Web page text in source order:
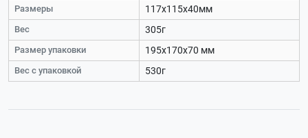
Размеры 117х115х40мм
Вес 305г
Размер упаковки 195х170х70 мм
Вес с упаковкой 530г